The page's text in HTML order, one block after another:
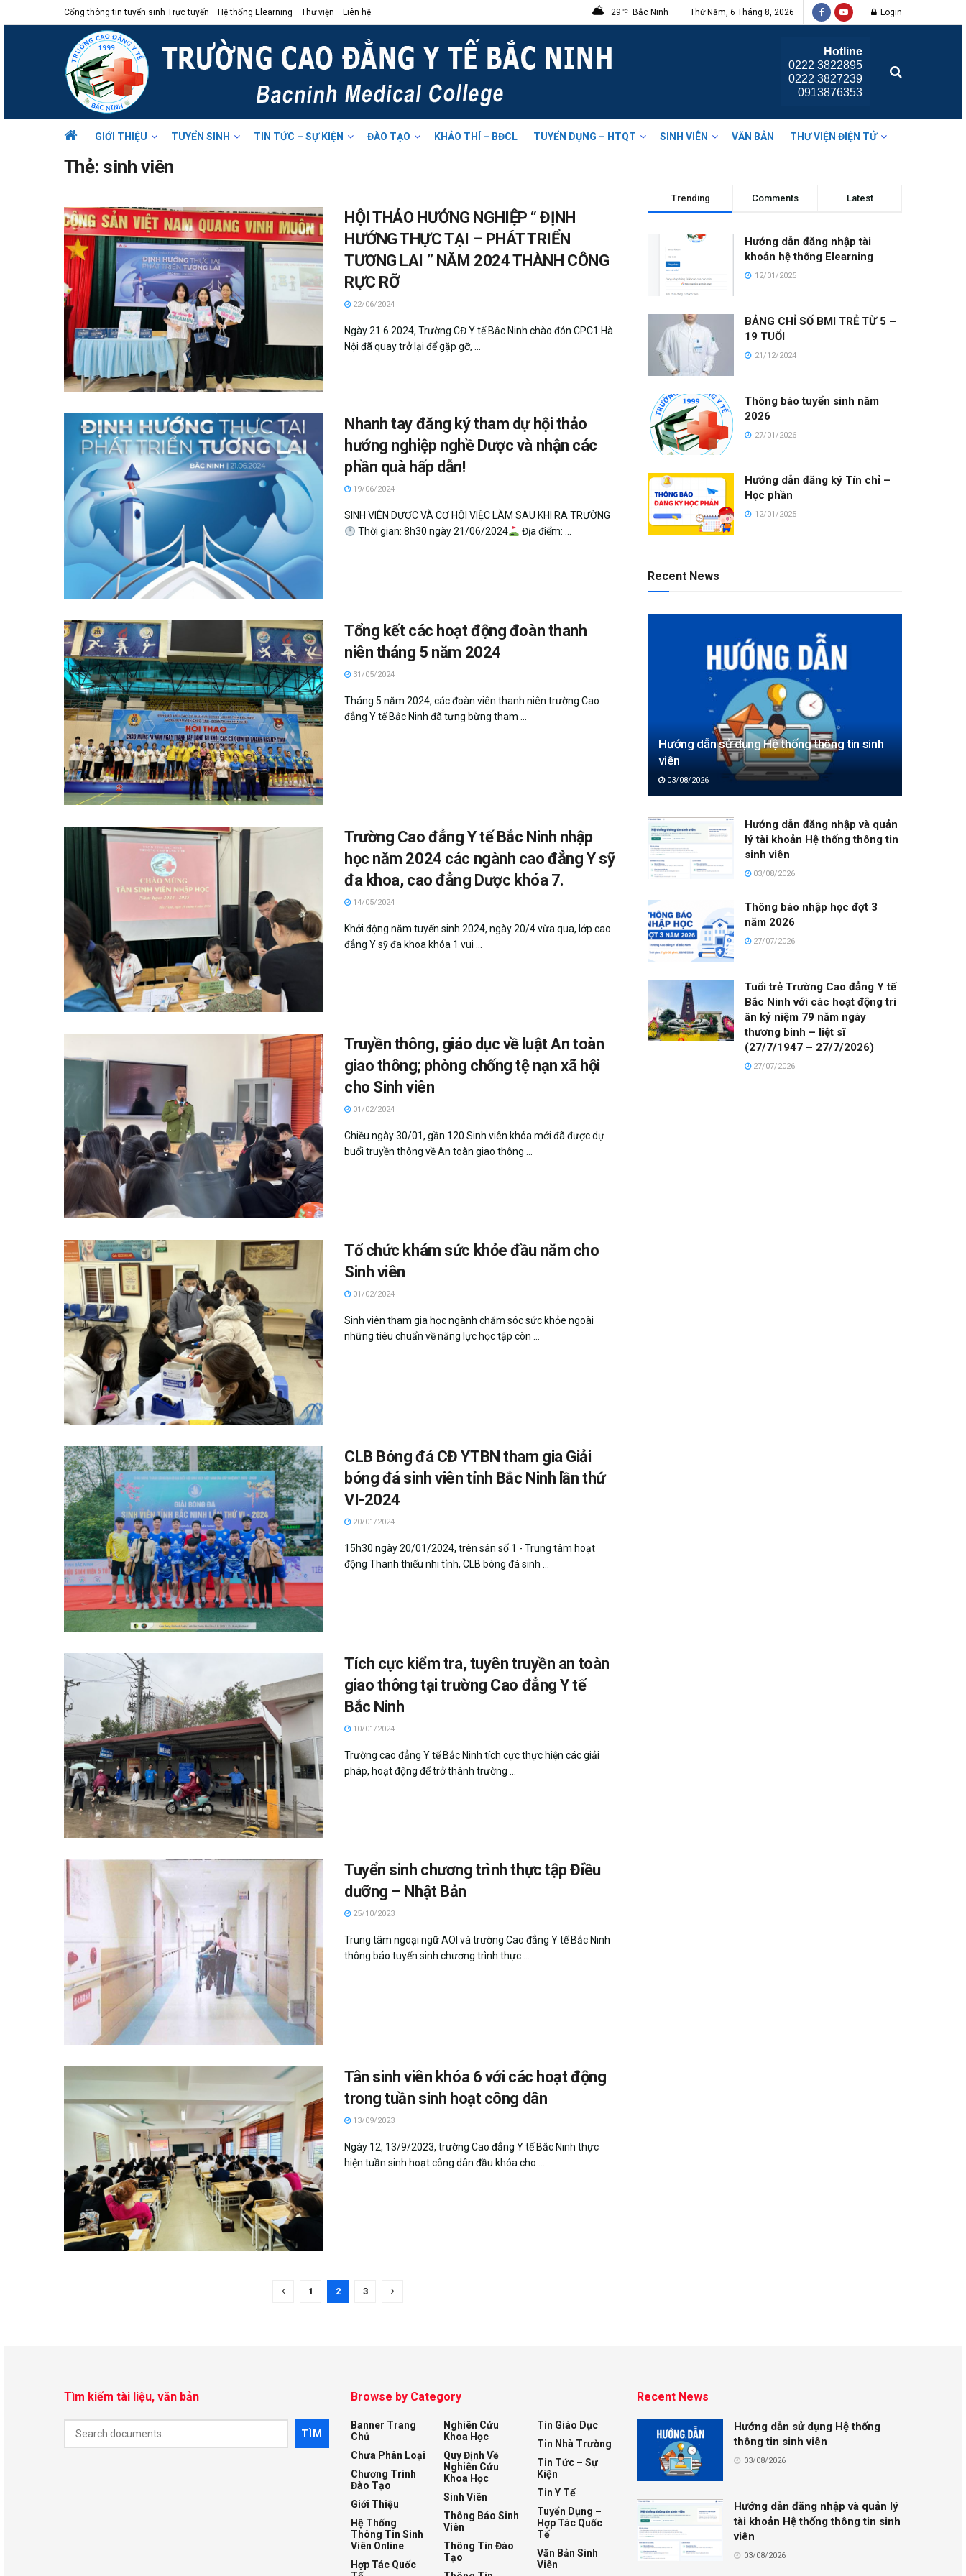
Cổng thông tin tuyển sinh Trực tuyến Hệ thống Elearning Thư viện Liên hệ 29 °C Bắc Ninh Thứ Năm, 6 Tháng 8, 2026 Login
Hotline
0222 3822895
0222 3827239
0913876353
GIỚI THIỆU TUYỂN SINH TIN TỨC – SỰ KIỆN ĐÀO TẠO KHẢO THÍ – BĐCL TUYỂN DỤNG – HTQT SINH VIÊN VĂN BẢN THƯ VIỆN ĐIỆN TỬ
Thẻ: sinh viên
HỘI THẢO HƯỚNG NGHIỆP “ ĐỊNH
HƯỚNG THỰC TẠI – PHÁT TRIỂN
TƯƠNG LAI ” NĂM 2024 THÀNH CÔNG
RỰC RỠ
22/06/2024
Ngày 21.6.2024, Trường CĐ Y tế Bắc Ninh chào đón CPC1 Hà
Nội đã quay trở lại để gặp gỡ, ...
Nhanh tay đăng ký tham dự hội thảo
hướng nghiệp nghề Dược và nhận các
phần quà hấp dẫn!
19/06/2024
SINH VIÊN DƯỢC VÀ CƠ HỘI VIỆC LÀM SAU KHI RA TRƯỜNG
Thời gian: 8h30 ngày 21/06/2024
Địa điểm: ...
Tổng kết các hoạt động đoàn thanh
niên tháng 5 năm 2024
31/05/2024
Tháng 5 năm 2024, các đoàn viên thanh niên trường Cao
đẳng Y tế Bắc Ninh đã tưng bừng tham ...
Trường Cao đẳng Y tế Bắc Ninh nhập
học năm 2024 các ngành cao đẳng Y sỹ
đa khoa, cao đẳng Dược khóa 7.
14/05/2024
Khởi động năm tuyển sinh 2024, ngày 20/4 vừa qua, lớp cao
đẳng Y sỹ đa khoa khóa 1 vui ...
Truyền thông, giáo dục về luật An toàn
giao thông; phòng chống tệ nạn xã hội
cho Sinh viên
01/02/2024
Chiều ngày 30/01, gần 120 Sinh viên khóa mới đã được dự
buổi truyền thông về An toàn giao thông ...
Tổ chức khám sức khỏe đầu năm cho
Sinh viên
01/02/2024
Sinh viên tham gia học ngành chăm sóc sức khỏe ngoài
những tiêu chuẩn về năng lực học tập còn ...
CLB Bóng đá CĐ YTBN tham gia Giải
bóng đá sinh viên tỉnh Bắc Ninh lần thứ
VI-2024
20/01/2024
15h30 ngày 20/01/2024, trên sân số 1 - Trung tâm hoạt
động Thanh thiếu nhi tỉnh, CLB bóng đá sinh ...
Tích cực kiểm tra, tuyên truyền an toàn
giao thông tại trường Cao đẳng Y tế
Bắc Ninh
10/01/2024
Trường cao đẳng Y tế Bắc Ninh tích cực thực hiện các giải
pháp, hoạt động để trở thành trường ...
Tuyển sinh chương trình thực tập Điều
dưỡng – Nhật Bản
25/10/2023
Trung tâm ngoại ngữ AOI và trường Cao đẳng Y tế Bắc Ninh
thông báo tuyển sinh chương trình thực ...
Tân sinh viên khóa 6 với các hoạt động
trong tuần sinh hoạt công dân
13/09/2023
Ngày 12, 13/9/2023, trường Cao đẳng Y tế Bắc Ninh thực
hiện tuần sinh hoạt công dân đầu khóa cho ...
1 2 3
Trending Comments Latest
Hướng dẫn đăng nhập tài
khoản hệ thống Elearning
12/01/2025
BẢNG CHỈ SỐ BMI TRẺ TỪ 5 –
19 TUỔI
21/12/2024
Thông báo tuyển sinh năm
2026
27/01/2026
Hướng dẫn đăng ký Tín chỉ –
Học phần
12/01/2025
Recent News
Hướng dẫn sử dụng Hệ thống thông tin sinh
viên
03/08/2026
Hướng dẫn đăng nhập và quản
lý tài khoản Hệ thống thông tin
sinh viên
03/08/2026
Thông báo nhập học đợt 3
năm 2026
27/07/2026
Tuổi trẻ Trường Cao đẳng Y tế
Bắc Ninh với các hoạt động tri
ân kỷ niệm 79 năm ngày
thương binh – liệt sĩ
(27/7/1947 – 27/7/2026)
27/07/2026
Tìm kiếm tài liệu, văn bản
TÌM
Browse by Category
Banner Trang
Chủ
Chưa Phân Loại
Chương Trình
Đào Tạo
Giới Thiệu
Hệ Thống
Thông Tin Sinh
Viên Online
Hợp Tác Quốc
Nghiên Cứu
Khoa Học
Quy Định Về
Nghiên Cứu
Khoa Học
Sinh Viên
Thông Báo Sinh
Viên
Thông Tin Đào
Tạo
Tin Giáo Dục
Tin Nhà Trường
Tin Tức – Sự
Kiện
Tin Y Tế
Tuyển Dụng –
Hợp Tác Quốc
Tế
Văn Bản Sinh
Viên
Recent News
Hướng dẫn sử dụng Hệ thống
thông tin sinh viên
03/08/2026
Hướng dẫn đăng nhập và quản lý
tài khoản Hệ thống thông tin sinh
viên
03/08/2026